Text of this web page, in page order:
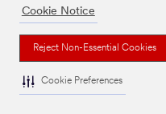
Cookie Notice
Reject Non-Essential Cookies
Cookie Preferences